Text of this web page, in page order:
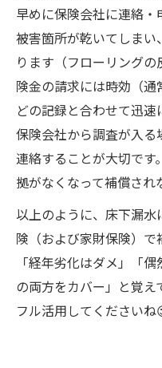
早めに保険会社に連絡・
被害箇所が乾いてしま
ります（フローリング
険金の請求には時効（
どの記録と合わせて迅
保険会社から調査が入
連絡することが大切で
拠がなくなって補償され
以上のように、床下漏
険（および家財保険）で
「経年劣化はダメ」「
の両方をカバー」と覚え
フル活用してくださいね